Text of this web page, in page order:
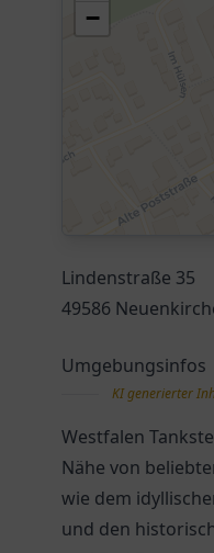
−
Lindenstraße 35
49586
Umgebungsinfos
KI generierter
Westfalen
Nähe von
wie dem
und den